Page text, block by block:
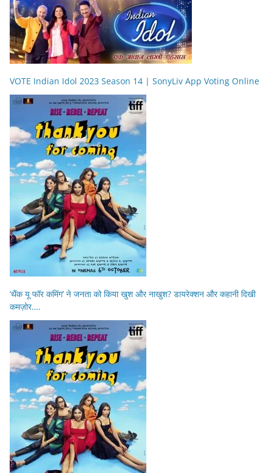
VOTE Indian Idol 2023 Season 14 | SonyLiv App Voting Online
‘थैंक यू फॉर कमिंग’ ने जनता को किया खुश और नाखुश? डायरेक्शन और कहानी दिखी
कमज़ोर….